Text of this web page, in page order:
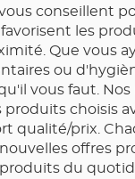
conseillent
les
Que vous
ou
vous faut. Nos
choisis
qualité/prix.
offres
du